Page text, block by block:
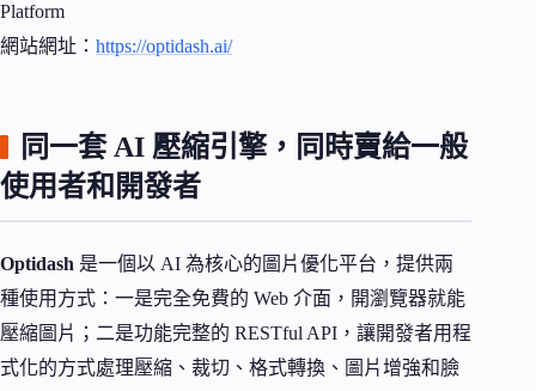
Platform
網站網址： https://optidash.ai/
同一套 AI 壓縮引擎，同時賣給一般
使用者和開發者
Optidash 是一個以 AI 為核心的圖片優化平台，提供兩
種使用方式：一是完全免費的 Web 介面，開瀏覽器就能
壓縮圖片；二是功能完整的 RESTful API，讓開發者用程
式化的方式處理壓縮、裁切、格式轉換、圖片增強和臉